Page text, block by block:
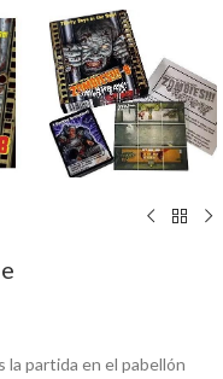
la partida en el pabellón